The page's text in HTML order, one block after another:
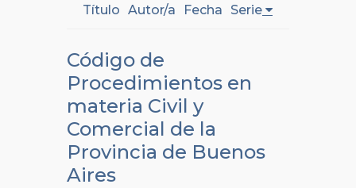
Título Autor/a Fecha Serie
Código de
Procedimientos en
materia Civil y
Comercial de la
Provincia de Buenos
Aires